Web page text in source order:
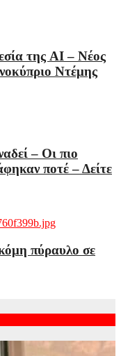
της AI – Νέος
Ντέμης
– Οι πιο
ποτέ – Δείτε
πύραυλο σε